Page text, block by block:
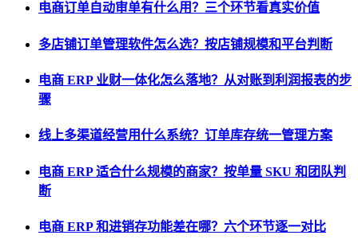
电商订单自动审单有什么用？三个环节看真实价值
多店铺订单管理软件怎么选？按店铺规模和平台判断
电商 ERP 业财一体化怎么落地？从对账到利润报表的步
骤
线上多渠道经营用什么系统？订单库存统一管理方案
电商 ERP 适合什么规模的商家？按单量 SKU 和团队判
断
电商 ERP 和进销存功能差在哪？六个环节逐一对比